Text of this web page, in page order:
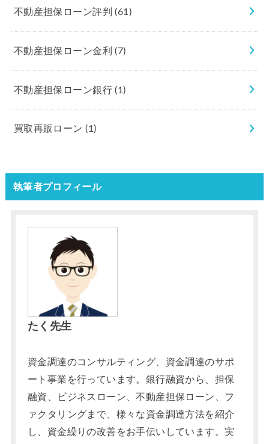
不動産担保ローン評判(61)
不動産担保ローン金利(7)
不動産担保ローン銀行(1)
買取再販ローン(1)
執筆者プロフィール
たく先生
資金調達のコンサルティング、資金調達のサポ
ート事業を行っています。銀行融資から、担保
融資、ビジネスローン、不動産担保ローン、フ
ァクタリングまで、様々な資金調達方法を紹介
し、資金繰りの改善をお手伝いしています。実